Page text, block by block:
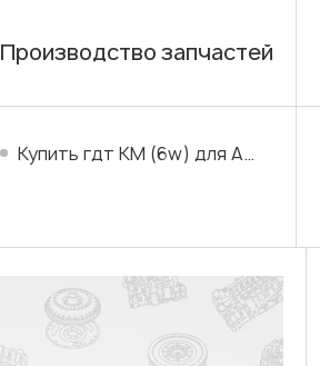
Производство запчастей
Купить гдт KM (6w) для АКПП KM в наличии/на заказ